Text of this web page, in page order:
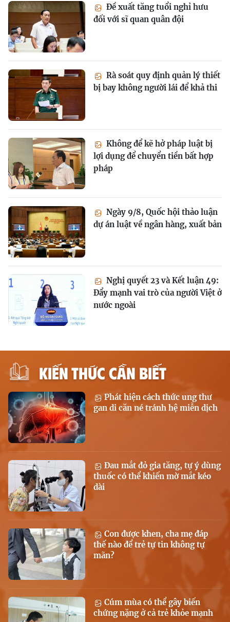
Đề xuất tăng tuổi nghỉ hưu
đối với sĩ quan quân đội
Rà soát quy định quản lý thiết
bị bay không người lái để khả thi
Không để kẽ hở pháp luật bị
lợi dụng để chuyển tiền bất hợp
pháp
Ngày 9/8, Quốc hội thảo luận
dự án luật về ngân hàng, xuất bản
Nghị quyết 23 và Kết luận 49:
Đẩy mạnh vai trò của người Việt ở
nước ngoài
KIẾN THỨC CẦN BIẾT
Phát hiện cách thức ung thư
gan di căn né tránh hệ miễn dịch
Đau mắt đỏ gia tăng, tự ý dùng
thuốc có thể khiến mờ mắt kéo
dài
Con được khen, cha mẹ đáp
thế nào để trẻ tự tin không tự
mãn?
Cúm mùa có thể gây biến
chứng nặng ở cả trẻ khỏe mạnh